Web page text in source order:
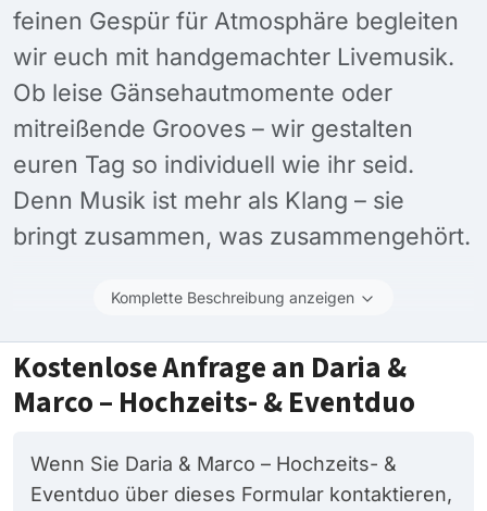
feinen Gespür für Atmosphäre begleiten
wir euch mit handgemachter Livemusik.
Ob leise Gänsehautmomente oder
mitreißende Grooves – wir gestalten
euren Tag so individuell wie ihr seid.
Denn Musik ist mehr als Klang – sie
bringt zusammen, was zusammengehört.
Komplette Beschreibung anzeigen
Kostenlose Anfrage an Daria &
Marco – Hochzeits- & Eventduo
Wenn Sie Daria & Marco – Hochzeits- &
Eventduo über dieses Formular kontaktieren,